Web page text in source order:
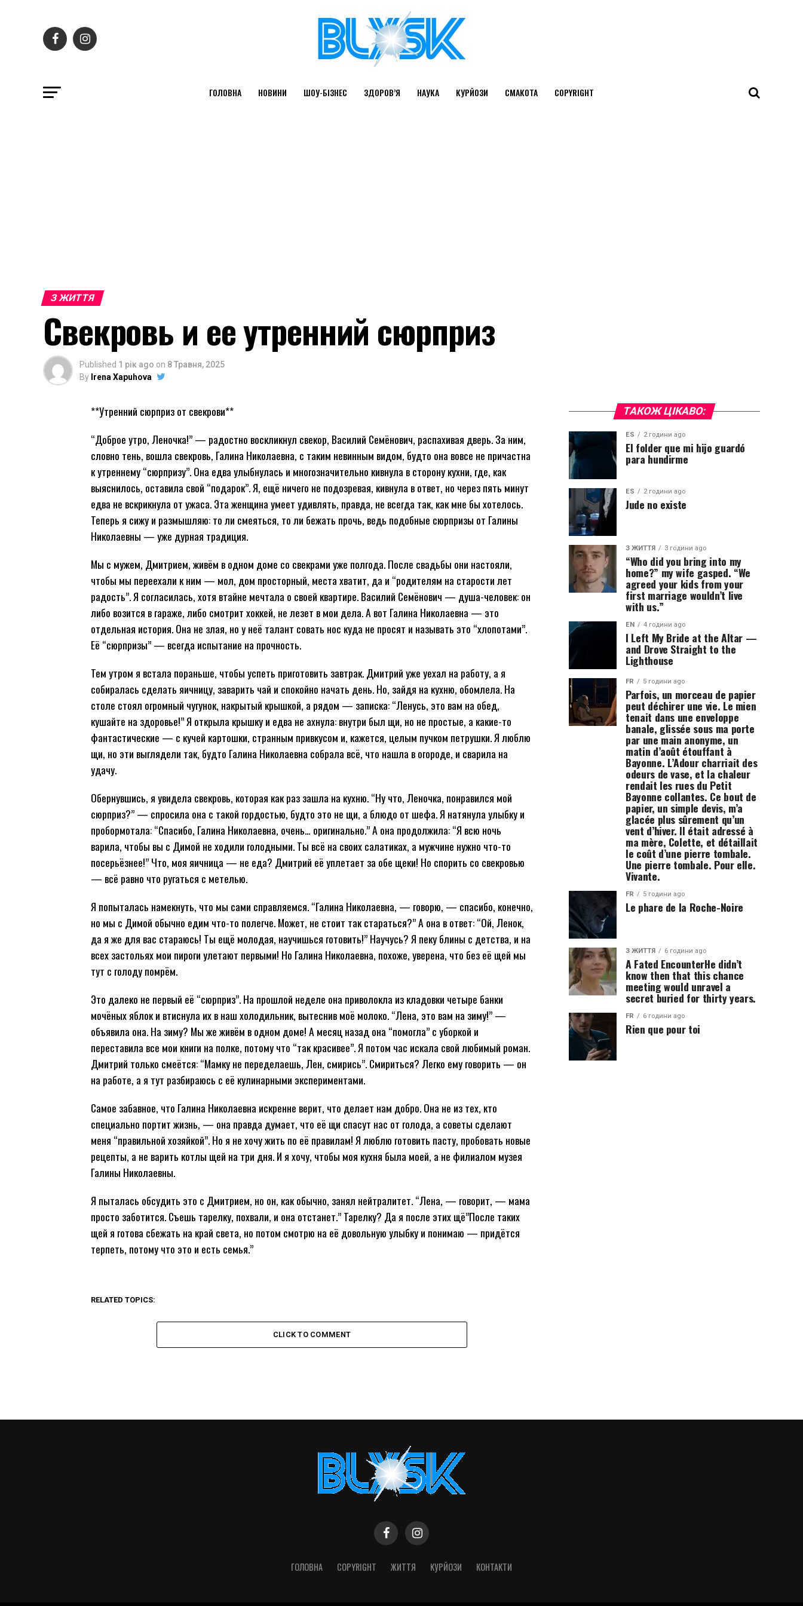
ГОЛОВНА НОВИНИ ШОУ-БІЗНЕС ЗДОРОВ’Я НАУКА КУРЙОЗИ СМАКОТА COPYRIGHT
З ЖИТТЯ
Свекровь и ее утренний сюрприз
Published 1 рік ago on 8 Травня, 2025
By Irena Xapuhova
**Утренний сюрприз от свекрови**
“Доброе утро, Леночка!” — радостно воскликнул свекор, Василий Семёнович, распахивая дверь. За ним,
словно тень, вошла свекровь, Галина Николаевна, с таким невинным видом, будто она вовсе не причастна
к утреннему “сюрпризу”. Она едва улыбнулась и многозначительно кивнула в сторону кухни, где, как
выяснилось, оставила свой “подарок”. Я, ещё ничего не подозревая, кивнула в ответ, но через пять минут
едва не вскрикнула от ужаса. Эта женщина умеет удивлять, правда, не всегда так, как мне бы хотелось.
Теперь я сижу и размышляю: то ли смеяться, то ли бежать прочь, ведь подобные сюрпризы от Галины
Николаевны — уже дурная традиция.
Мы с мужем, Дмитрием, живём в одном доме со свекрами уже полгода. После свадьбы они настояли,
чтобы мы переехали к ним — мол, дом просторный, места хватит, да и “родителям на старости лет
радость”. Я согласилась, хотя втайне мечтала о своей квартире. Василий Семёнович — душа-человек: он
либо возится в гараже, либо смотрит хоккей, не лезет в мои дела. А вот Галина Николаевна — это
отдельная история. Она не злая, но у неё талант совать нос куда не просят и называть это “хлопотами”.
Её “сюрпризы” — всегда испытание на прочность.
Тем утром я встала пораньше, чтобы успеть приготовить завтрак. Дмитрий уже уехал на работу, а я
собиралась сделать яичницу, заварить чай и спокойно начать день. Но, зайдя на кухню, обомлела. На
столе стоял огромный чугунок, накрытый крышкой, а рядом — записка: “Ленусь, это вам на обед,
кушайте на здоровье!” Я открыла крышку и едва не ахнула: внутри был щи, но не простые, а какие-то
фантастические — с кучей картошки, странным привкусом и, кажется, целым пучком петрушки. Я люблю
щи, но эти выглядели так, будто Галина Николаевна собрала всё, что нашла в огороде, и сварила на
удачу.
Обернувшись, я увидела свекровь, которая как раз зашла на кухню. “Ну что, Леночка, понравился мой
сюрприз?” — спросила она с такой гордостью, будто это не щи, а блюдо от шефа. Я натянула улыбку и
пробормотала: “Спасибо, Галина Николаевна, очень… оригинально.” А она продолжила: “Я всю ночь
варила, чтобы вы с Димой не ходили голодными. Ты всё на своих салатиках, а мужчине нужно что-то
посерьёзнее!” Что, моя яичница — не еда? Дмитрий её уплетает за обе щеки! Но спорить со свекровью
— всё равно что ругаться с метелью.
Я попыталась намекнуть, что мы сами справляемся. “Галина Николаевна, — говорю, — спасибо, конечно,
но мы с Димой обычно едим что-то полегче. Может, не стоит так стараться?” А она в ответ: “Ой, Ленок,
да я же для вас стараюсь! Ты ещё молодая, научишься готовить!” Научусь? Я пеку блины с детства, и на
всех застольях мои пироги улетают первыми! Но Галина Николаевна, похоже, уверена, что без её щей мы
тут с голоду помрём.
Это далеко не первый её “сюрприз”. На прошлой неделе она приволокла из кладовки четыре банки
мочёных яблок и втиснула их в наш холодильник, вытеснив моё молоко. “Лена, это вам на зиму!” —
объявила она. На зиму? Мы же живём в одном доме! А месяц назад она “помогла” с уборкой и
переставила все мои книги на полке, потому что “так красивее”. Я потом час искала свой любимый роман.
Дмитрий только смеётся: “Мамку не переделаешь, Лен, смирись”. Смириться? Легко ему говорить — он
на работе, а я тут разбираюсь с её кулинарными экспериментами.
Самое забавное, что Галина Николаевна искренне верит, что делает нам добро. Она не из тех, кто
специально портит жизнь, — она правда думает, что её щи спасут нас от голода, а советы сделают
меня “правильной хозяйкой”. Но я не хочу жить по её правилам! Я люблю готовить пасту, пробовать новые
рецепты, а не варить котлы щей на три дня. И я хочу, чтобы моя кухня была моей, а не филиалом музея
Галины Николаевны.
Я пыталась обсудить это с Дмитрием, но он, как обычно, занял нейтралитет. “Лена, — говорит, — мама
просто заботится. Съешь тарелку, похвали, и она отстанет.” Тарелку? Да я после этих щё”После таких
щей я готова сбежать на край света, но потом смотрю на её довольную улыбку и понимаю — придётся
терпеть, потому что это и есть семья.”
RELATED TOPICS:
CLICK TO COMMENT
ТАКОЖ ЦІКАВО:
ES 2 години ago
El folder que mi hijo guardó
para hundirme
ES 2 години ago
Jude no existe
З ЖИТТЯ 3 години ago
“Who did you bring into my
home?” my wife gasped. “We
agreed your kids from your
first marriage wouldn’t live
with us.”
EN 4 години ago
I Left My Bride at the Altar —
and Drove Straight to the
Lighthouse
FR 5 години ago
Parfois, un morceau de papier
peut déchirer une vie. Le mien
tenait dans une enveloppe
banale, glissée sous ma porte
par une main anonyme, un
matin d’août étouffant à
Bayonne. L’Adour charriait des
odeurs de vase, et la chaleur
rendait les rues du Petit
Bayonne collantes. Ce bout de
papier, un simple devis, m’a
glacée plus sûrement qu’un
vent d’hiver. Il était adressé à
ma mère, Colette, et détaillait
le coût d’une pierre tombale.
Une pierre tombale. Pour elle.
Vivante.
FR 5 години ago
Le phare de la Roche-Noire
З ЖИТТЯ 6 години ago
A Fated EncounterHe didn’t
know then that this chance
meeting would unravel a
secret buried for thirty years.
FR 6 години ago
Rien que pour toi
ГОЛОВНА COPYRIGHT ЖИТТЯ КУРЙОЗИ КОНТАКТИ